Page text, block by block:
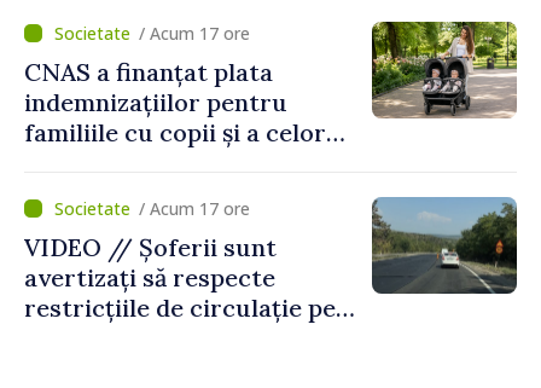
despre parcursul european
al Republicii Moldova.
/ Acum 17 ore
CNAS a finanțat plata
indemnizațiilor pentru
familiile cu copii și a celor
temporară de muncă
/ Acum 17 ore
VIDEO // Șoferii sunt
avertizați să respecte
restricțiile de circulație pe